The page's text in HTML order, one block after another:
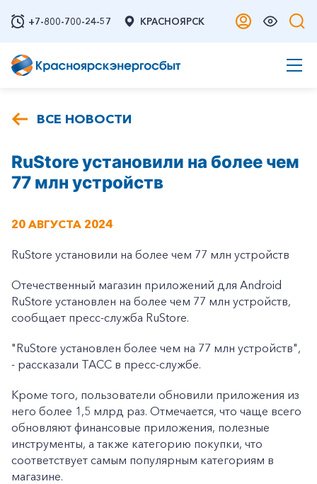
+7-800-700-24-57 КРАСНОЯРСК
ВСЕ НОВОСТИ
RuStore установили на более чем
77 млн устройств
20 АВГУСТА 2024
RuStore установили на более чем 77 млн устройств
Отечественный магазин приложений для Android
RuStore установлен на более чем 77 млн устройств,
сообщает пресс-служба RuStore.
"RuStore установлен более чем на 77 млн устройств",
- рассказали ТАСС в пресс-службе.
Кроме того, пользователи обновили приложения из
него более 1,5 млрд раз. Отмечается, что чаще всего
обновляют финансовые приложения, полезные
инструменты, а также категорию покупки, что
соответствует самым популярным категориям в
магазине.